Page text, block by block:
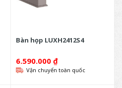
Bàn họp LUXH2412S4
6.590.000 ₫
Vận chuyển toàn quốc